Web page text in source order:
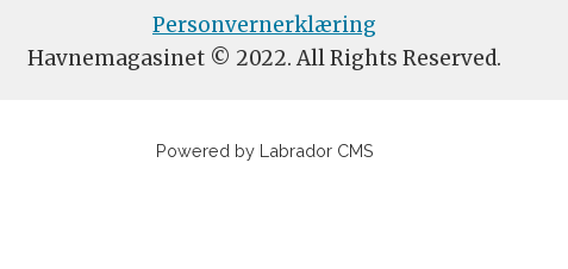
Personvernerklæring
Havnemagasinet © 2022. All Rights Reserved.
Powered by Labrador CMS